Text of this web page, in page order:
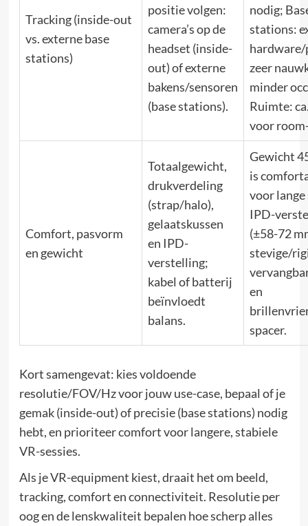
Tracking (inside-out
vs. externe base
stations)
positie volgen:
camera’s op de
headset (inside-
out) of externe
bakens/sensoren
(base stations).
nodig;
stations:
zeer
minder
Ruimte:
voor
Comfort, pasvorm
en gewicht
Totaalgewicht,
drukverdeling
(strap/halo),
gelaatskussen
en IPD-
verstelling;
kabel of batterij
beïnvloedt
balans.
Gewicht
is
voor lange
IPD-
(±58-72
stevige/
en
spacer.
Kort samengevat: kies voldoende
resolutie/FOV/Hz voor jouw use-case, bepaal of je
gemak (inside-out) of precisie (base stations) nodig
hebt, en prioriteer comfort voor langere, stabiele
VR-sessies.
Als je VR-equipment kiest, draait het om beeld,
tracking, comfort en connectiviteit. Resolutie per
oog en de lenskwaliteit bepalen hoe scherp alles